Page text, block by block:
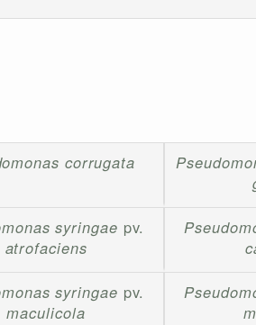
corrugata
syringae pv.
atrofaciens
syringae pv.
maculicola